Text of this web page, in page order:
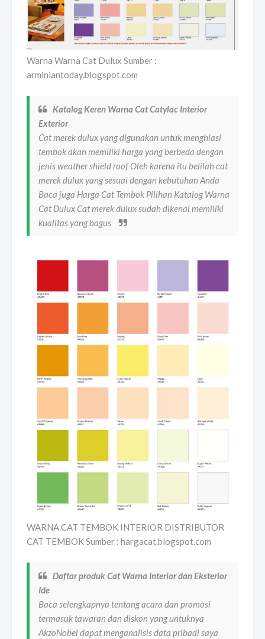
Warna Warna Cat Dulux Sumber :
arminiantoday.blogspot.com
Katalog Keren Warna Cat Catylac Interior
Exterior
Cat merek dulux yang digunakan untuk menghiasi
tembok akan memiliki harga yang berbeda dengan
jenis weather shield roof Oleh karena itu belilah cat
merek dulux yang sesuai dengan kebutuhan Anda
Baca juga Harga Cat Tembok Pilihan Katalog Warna
Cat Dulux Cat merek dulux sudah dikenal memiliki
kualitas yang bagus
WARNA CAT TEMBOK INTERIOR DISTRIBUTOR
CAT TEMBOK Sumber : hargacat.blogspot.com
Daftar produk Cat Warna Interior dan Eksterior
Ide
Baca selengkapnya tentang acara dan promosi
termasuk tawaran dan diskon yang untuknya
AkzoNobel dapat menganalisis data pribadi saya